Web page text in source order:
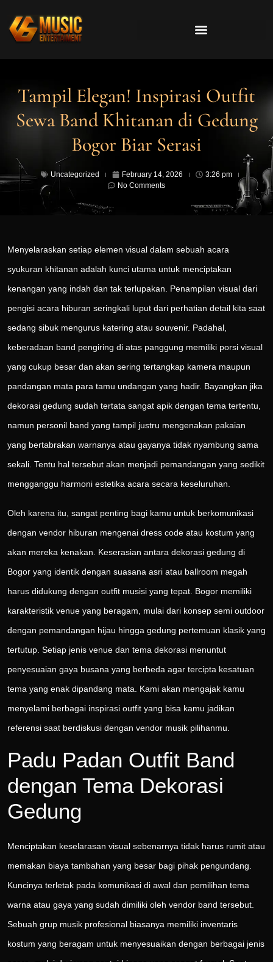
Tampil Elegan! Inspirasi Outfit
Sewa Band Khitanan di Gedung
Bogor Biar Serasi
Uncategorized February 14, 2026
3:26 pm
No Comments
Menyelaraskan setiap elemen visual dalam sebuah acara
syukuran khitanan adalah kunci utama untuk menciptakan
kenangan yang indah dan tak terlupakan. Penampilan visual dari
pengisi acara hiburan seringkali luput dari perhatian detail kita saat
sedang sibuk mengurus katering atau souvenir. Padahal,
keberadaan band pengiring di atas panggung memiliki porsi visual
yang cukup besar dan akan sering tertangkap kamera maupun
pandangan mata para tamu undangan yang hadir. Bayangkan jika
dekorasi gedung sudah tertata sangat apik dengan tema tertentu,
namun personil band yang tampil justru mengenakan pakaian
yang bertabrakan warnanya atau gayanya tidak nyambung sama
sekali. Tentu hal tersebut akan menjadi pemandangan yang sedikit
mengganggu harmoni estetika acara secara keseluruhan.
Oleh karena itu, sangat penting bagi kamu untuk berkomunikasi
dengan vendor hiburan mengenai dress code atau kostum yang
akan mereka kenakan. Keserasian antara dekorasi gedung di
Bogor yang identik dengan suasana asri atau ballroom megah
harus didukung dengan outfit musisi yang tepat. Bogor memiliki
karakteristik venue yang beragam, mulai dari konsep semi outdoor
dengan pemandangan hijau hingga gedung pertemuan klasik yang
tertutup. Setiap jenis venue dan tema dekorasi menuntut
penyesuaian gaya busana yang berbeda agar tercipta kesatuan
tema yang enak dipandang mata. Kami akan mengajak kamu
menyelami berbagai inspirasi outfit yang bisa kamu jadikan
referensi saat berdiskusi dengan vendor musik pilihanmu.
Padu Padan Outfit Band
dengan Tema Dekorasi
Gedung
Menciptakan keselarasan visual sebenarnya tidak harus rumit atau
memakan biaya tambahan yang besar bagi pihak pengundang.
Kuncinya terletak pada komunikasi di awal dan pemilihan tema
warna atau gaya yang sudah dimiliki oleh vendor band tersebut.
Sebuah grup musik profesional biasanya memiliki inventaris
kostum yang beragam untuk menyesuaikan dengan berbagai jenis